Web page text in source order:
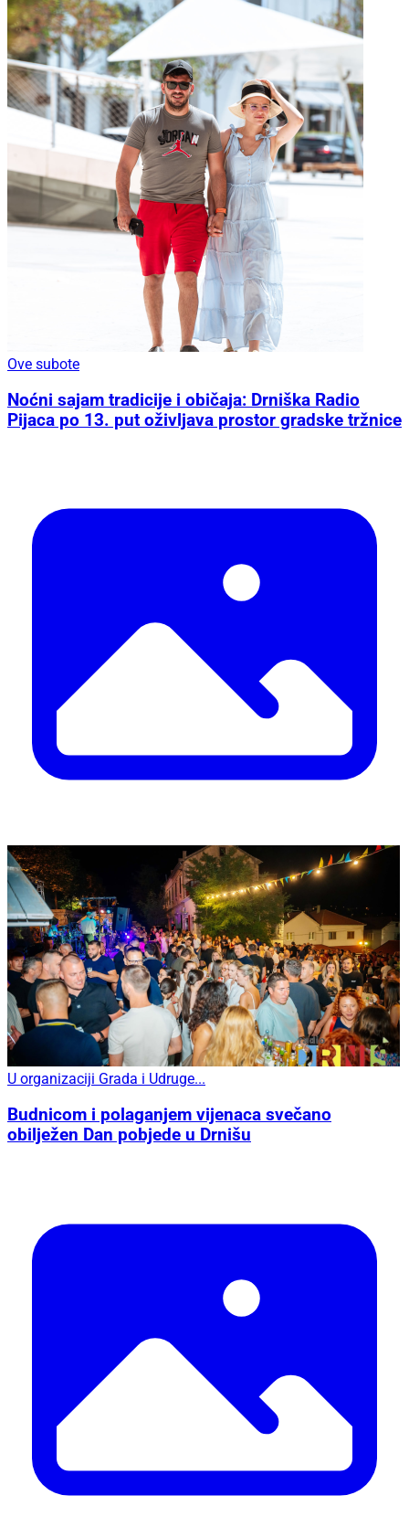
Ove subote
Noćni sajam tradicije i običaja: Drniška Radio
Pijaca po 13. put oživljava prostor gradske tržnice
U organizaciji Grada i Udruge...
Budnicom i polaganjem vijenaca svečano
obilježen Dan pobjede u Drnišu